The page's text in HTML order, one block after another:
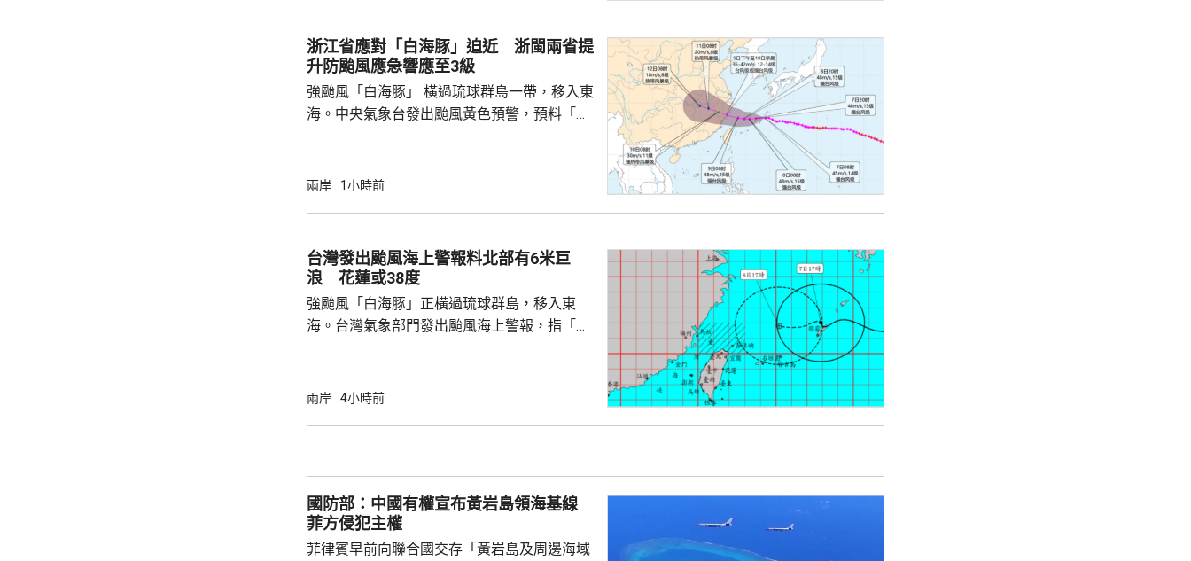
為深化彼此合作提供了必要條件。 林劍表示，
中方願同所羅門群島持續深化新時代相互尊
重、共同發展的全面戰略夥伴關係，推動兩
國...
浙江省應對「白海豚」迫近 浙閩兩省提
升防颱風應急響應至3級
強颱風「白海豚」 橫過琉球群島一帶，移入東
海。中央氣象台發出颱風黃色預警，預料「白
午及下午4時，提升防颱風應急響應至三級。
目已全部停工，290艘施工船全部進入安全水
域避風，泉州以北19條客渡運航線已停航。
兩岸 1小時前
台灣發出颱風海上警報料北部有6米巨
浪 花蓮或38度
強颱風「白海豚」正橫過琉球群島，移入東
海。台灣氣象部門發出颱風海上警報，指「白
岸、蘭嶼、綠島、恆春半島及馬祖易有湧浪，
天氣高溫炎熱，宜蘭縣及花蓮縣可能出現焚風
現象，花蓮縣可能出現攝氏38度高溫，台北
市...
兩岸 4小時前
國防部：中國有權宣布黃岩島領海基線
菲方侵犯主權
菲律賓早前向聯合國交存「黃岩島及周邊海域